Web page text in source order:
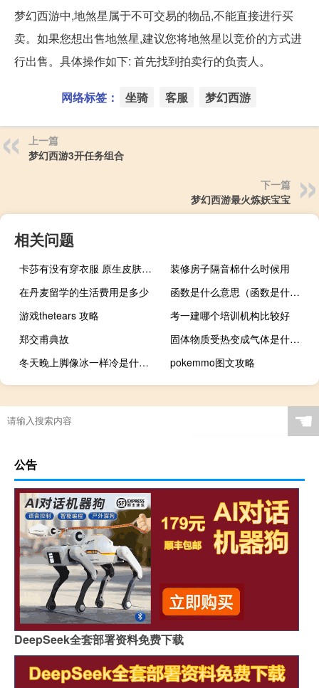
梦幻西游中,地煞星属于不可交易的物品,不能直接进行买
卖。如果您想出售地煞星,建议您将地煞星以竞价的方式进
行出售。具体操作如下: 首先找到拍卖行的负责人。
网络标签： 坐骑 客服 梦幻西游
上一篇
梦幻西游3开任务组合
下一篇
梦幻西游最火炼妖宝宝
相关问题
卡莎有没有穿衣服 原生皮肤其实是甲壳什么梗
装修房子隔音棉什么时候用
在丹麦留学的生活费用是多少
函数是什么意思（函数是什么）
游戏thetears 攻略
考一建哪个培训机构比较好
郑交甫典故
固体物质受热变成气体是什么变化
冬天晚上脚像冰一样冷是什么原因
pokemmo图文攻略
☚
公告
DeepSeek全套部署资料免费下载